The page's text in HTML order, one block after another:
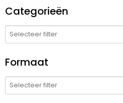
Categorieën
Formaat